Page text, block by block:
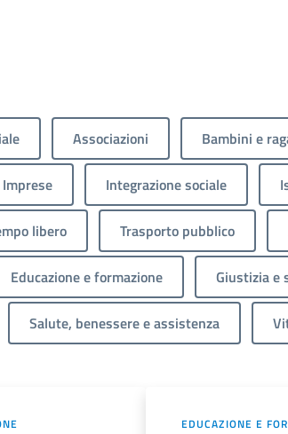
Associazioni Bambini e
Imprese Integrazione sociale
libero Trasporto pubblico
Educazione e formazione Giustizia e
Salute, benessere e assistenza
EDUCAZIONE E